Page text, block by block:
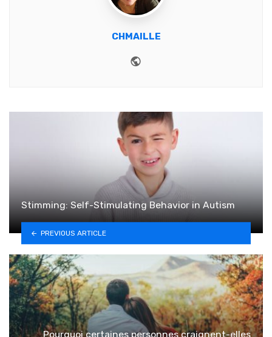
CHMAILLE
Stimming: Self-Stimulating Behavior in Autism
PREVIOUS ARTICLE
Pourquoi certaines personnes craignent-elles